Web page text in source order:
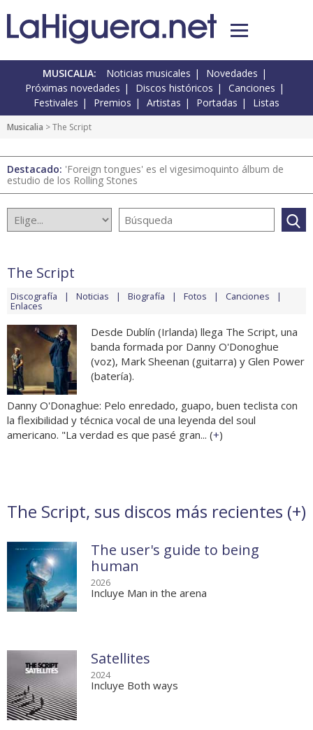
MUSICALIA: Noticias musicales
Novedades
Próximas novedades
Discos históricos
Canciones
Festivales
Premios Artistas Portadas Listas
Musicalia > The Script
Destacado: 'Foreign tongues' es el vigesimoquinto álbum de
estudio de los Rolling Stones
The Script
Discografía Noticias Biografía Fotos Canciones
Enlaces
Desde Dublín (Irlanda) llega The Script, una
banda formada por Danny O'Donoghue
(voz), Mark Sheenan (guitarra) y Glen Power
(batería).
Danny O'Donaghue: Pelo enredado, guapo, buen teclista con
la flexibilidad y técnica vocal de una leyenda del soul
americano. "La verdad es que pasé gran... (+)
The Script, sus discos más recientes (+)
The user's guide to being
human
2026
Incluye Man in the arena
Satellites
2024
Incluye Both ways